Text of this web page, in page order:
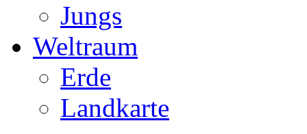
Jungs
Weltraum
Erde
Landkarte